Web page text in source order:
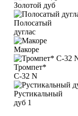
Золотой дуб
Полосатый
дуглас
Макоре
Тромпет*
C-32 N
Рустикальный
дуб 1